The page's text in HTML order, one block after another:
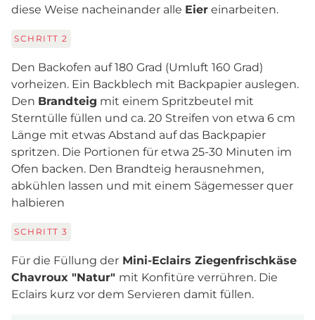
diese Weise nacheinander alle Eier einarbeiten.
SCHRITT 2
Den Backofen auf 180 Grad (Umluft 160 Grad)
vorheizen. Ein Backblech mit Backpapier auslegen.
Den Brandteig mit einem Spritzbeutel mit
Sterntülle füllen und ca. 20 Streifen von etwa 6 cm
Länge mit etwas Abstand auf das Backpapier
spritzen. Die Portionen für etwa 25-30 Minuten im
Ofen backen. Den Brandteig herausnehmen,
abkühlen lassen und mit einem Sägemesser quer
halbieren
SCHRITT 3
Für die Füllung der Mini-Eclairs Ziegenfrischkäse
Chavroux "Natur" mit Konfitüre verrühren. Die
Eclairs kurz vor dem Servieren damit füllen.